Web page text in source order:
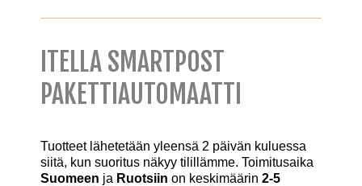
ITELLA SMARTPOST
PAKETTIAUTOMAATTI
Tuotteet lähetetään yleensä 2 päivän kuluessa
siitä, kun suoritus näkyy tilillämme. Toimitusaika
Suomeen ja Ruotsiin on keskimäärin 2-5